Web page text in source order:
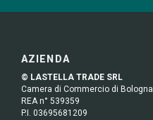
AZIENDA
© LASTELLA TRADE SRL
Camera di Commercio di Bologna
REA n° 539359
P.I. 03695681209